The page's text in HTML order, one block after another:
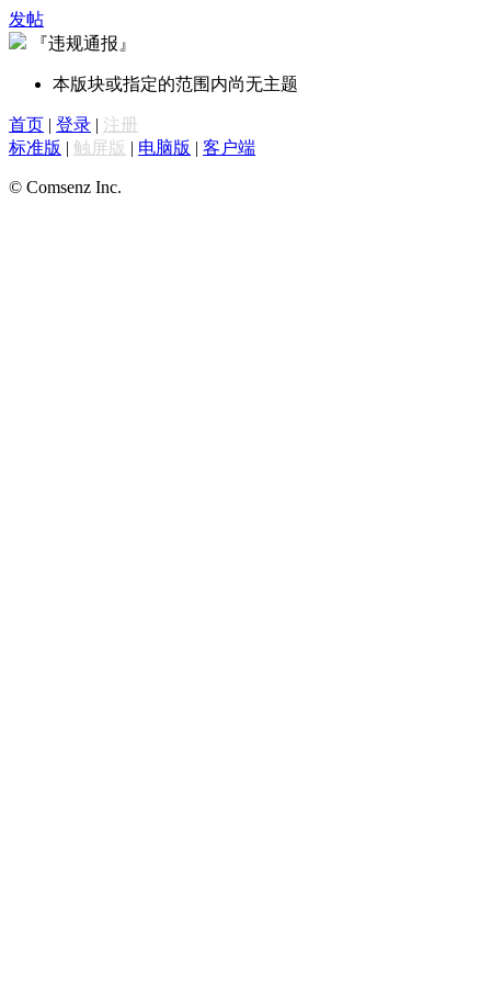
发帖
『违规通报』
本版块或指定的范围内尚无主题
首页 | 登录 | 注册
标准版 | 触屏版 | 电脑版 | 客户端
© Comsenz Inc.